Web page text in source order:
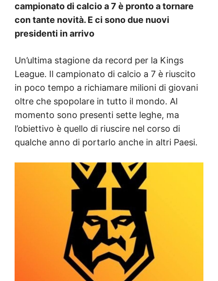
campionato di calcio a 7 è pronto a tornare
con tante novità. E ci sono due nuovi
presidenti in arrivo
Un’ultima stagione da record per la Kings
League. Il campionato di calcio a 7 è riuscito
in poco tempo a richiamare milioni di giovani
oltre che spopolare in tutto il mondo. Al
momento sono presenti sette leghe, ma
l’obiettivo è quello di riuscire nel corso di
qualche anno di portarlo anche in altri Paesi.